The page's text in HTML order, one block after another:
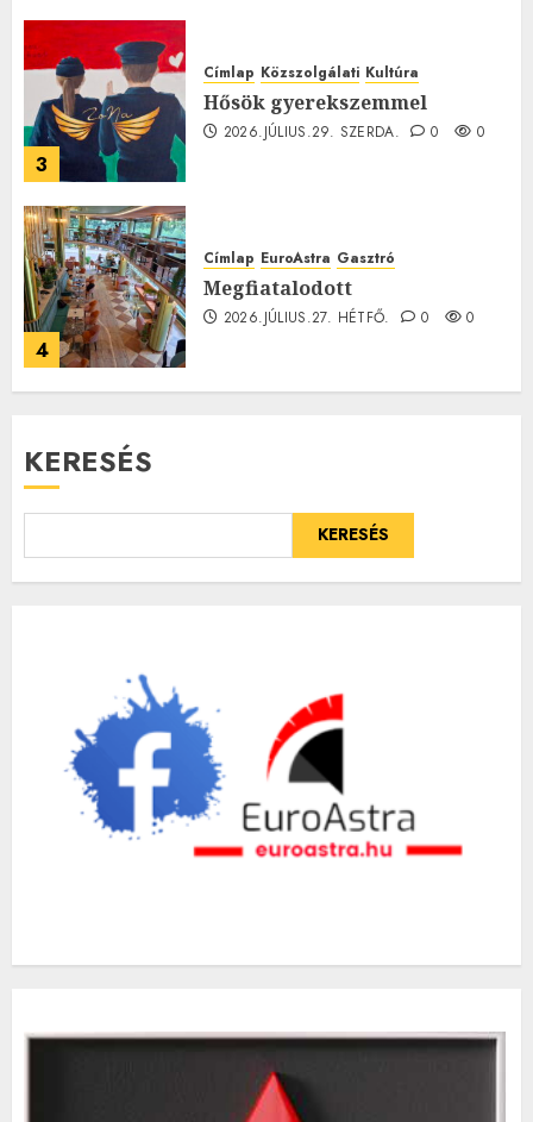
3
Címlap Közszolgálati Kultúra
Hősök gyerekszemmel
2026.JÚLIUS.29. SZERDA. 0 0
4
Címlap EuroAstra Gasztró
Megfiatalodott
2026.JÚLIUS.27. HÉTFŐ. 0 0
KERESÉS
KERESÉS